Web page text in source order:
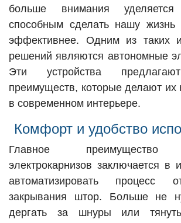
больше внимания уделяется
способным сделать нашу жизнь
эффективнее. Одним из таких
решений являются автономные
Эти устройства
преимуществ, которые делают
в современном интерьере.
Комфорт и удобство
Главное преимущество
электрокарнизов заключается в
автоматизировать процесс
закрывания штор. Больше не
дергать за шнуры или